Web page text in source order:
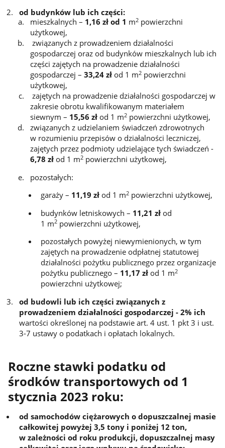
od budynków lub ich części:
mieszkalnych – 1,16 zł od 1 m2powierzchni
użytkowej,
związanych z prowadzeniem działalności
gospodarczej oraz od budynków mieszkalnych lub ich
części zajętych na prowadzenie działalności
gospodarczej – 33,24złod 1 m2powierzchni
użytkowej,
zajętych na prowadzenie działalności gospodarczej w
zakresie obrotu kwalifikowanym materiałem
siewnym – 15,56 złod 1 m2powierzchni użytkowej,
związanych z udzielaniem świadczeń zdrowotnych
w rozumieniu przepisów o działalności leczniczej,
zajętych przez podmioty udzielające tych świadczeń -
6,78 złod 1 m2powierzchni użytkowej,
pozostałych:
garaży – 11,19 zł od 1 m2 powierzchni użytkowej,
budynków letniskowych – 11,21 zł od
1 m2 powierzchni użytkowej,
pozostałych powyżej niewymienionych, w tym
zajętych na prowadzenie odpłatnej statutowej
działalności pożytku publicznego przez organizacje
pożytku publicznego – 11,17 zł od 1 m2
powierzchni użytkowej;
od budowli lub ich części związanych z
prowadzeniem działalności gospodarczej - 2% ich
wartości określonej na podstawie art. 4 ust. 1 pkt 3 i ust.
3-7 ustawy o podatkach i opłatach lokalnych.
Roczne stawki podatku od
środków transportowych od 1
stycznia 2023 roku:
od samochodów ciężarowych o dopuszczalnej masie
całkowitej powyżej 3,5 tony i poniżej 12 ton,
w zależności od roku produkcji, dopuszczalnej masy